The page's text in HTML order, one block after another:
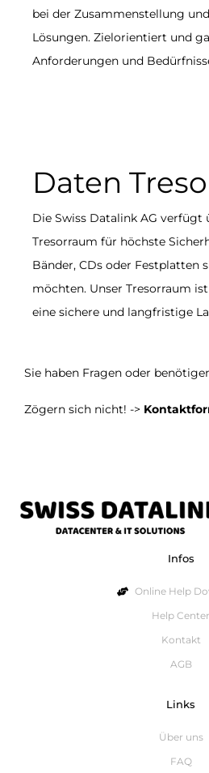
bei der Zusammenstellung
Lösungen. Zielorientiert und
Anforderungen und
Daten
Die Swiss Datalink AG verfügt
Tresorraum für höchste
Bänder, CDs oder Festplatten
möchten. Unser Tresorraum
eine sichere und langfristige
Sie haben Fragen oder
Zögern sich nicht! ->
Infos
Online Help
Help Center
Kontakt
AGB
Links
Über uns
FAQ